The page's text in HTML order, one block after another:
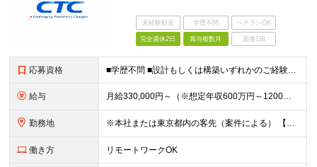
未経験歓迎 学歴不問 ベテランOK
完全週休2日 賞与複数月 面接1回
応募資格 ■学歴不問 ■設計もしくは構築いずれかのご経験5年以上 ┗サーバ、仮想化、クラウド、NW、セキュリティのうち最低1つの領域 ■社会人経験5年以上 ■SI案件でのNW/サーバーの設計・構築等の経験 ■P
給与 月給330,000円～（※想定年収600万円～1200万円） ※経験・能力を考慮の上、決定します ※試用期間3ヶ月/給与・待遇に差異なし ※残業手当については全額支払いもしくは裁量労働制（役職によりま
勤務地 ※本社または東京都内の客先（案件による） 【本社】 東京都港区虎ノ門4-1-1 神谷町トラストタワー ※転勤は当面ありませんが、総合職採用のため転勤の可能性が0ではありません。 ※敷地内禁煙（屋内喫
働き方 リモートワークOK